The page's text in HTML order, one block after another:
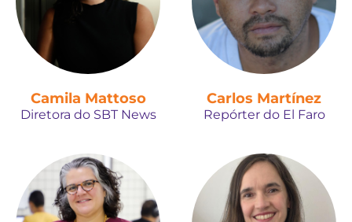
Camila Mattoso
Diretora do SBT News
Carlos Martínez
Repórter do El Faro